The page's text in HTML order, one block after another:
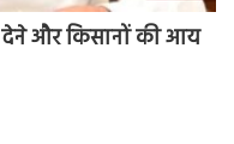
देने और किसानों की आय